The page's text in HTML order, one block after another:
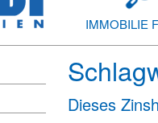
IMMOBILIE
Dieses